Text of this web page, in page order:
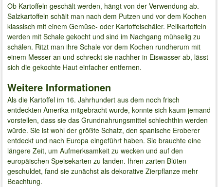
Ob Kartoffeln geschält werden, hängt von der Verwendung ab.
Salzkartoffeln schält man nach dem Putzen und vor dem Kochen
klassisch mit einem Gemüse- oder Kartoffelschäler. Pellkartoffeln
werden mit Schale gekocht und sind im Nachgang mühselig zu
schälen. Ritzt man ihre Schale vor dem Kochen rundherum mit
einem Messer an und schreckt sie nachher in Eiswasser ab, lässt
sich die gekochte Haut einfacher entfernen.
Weitere Informationen
Als die Kartoffel im 16. Jahrhundert aus dem noch frisch
entdeckten Amerika mitgebracht wurde, konnte sich kaum jemand
vorstellen, dass sie das Grundnahrungsmittel schlechthin werden
würde. Sie ist wohl der größte Schatz, den spanische Eroberer
entdeckt und nach Europa eingeführt haben. Sie brauchte eine
längere Zeit, um Aufmerksamkeit zu wecken und auf den
europäischen Speisekarten zu landen. Ihren zarten Blüten
geschuldet, fand sie zunächst als dekorative Zierpflanze mehr
Beachtung.